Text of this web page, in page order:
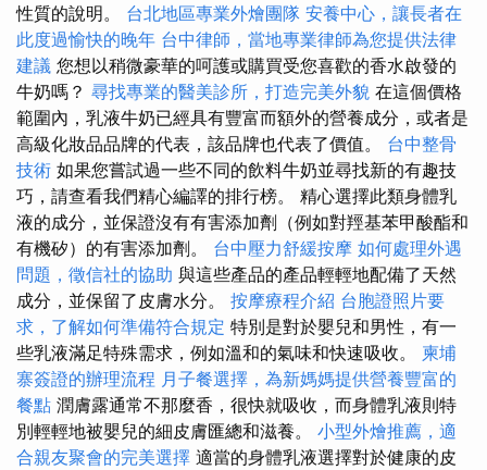
性質的說明。 台北地區專業外燴團隊 安養中心，讓長者在
此度過愉快的晚年 台中律師，當地專業律師為您提供法律
建議 您想以稍微豪華的呵護或購買受您喜歡的香水啟發的
牛奶嗎？ 尋找專業的醫美診所，打造完美外貌 在這個價格
範圍內，乳液牛奶已經具有豐富而額外的營養成分，或者是
高級化妝品品牌的代表，該品牌也代表了價值。 台中整骨
技術 如果您嘗試過一些不同的飲料牛奶並尋找新的有趣技
巧，請查看我們精心編譯的排行榜。 精心選擇此類身體乳
液的成分，並保證沒有有害添加劑（例如對羥基苯甲酸酯和
有機矽）的有害添加劑。 台中壓力舒緩按摩 如何處理外遇
問題，徵信社的協助 與這些產品的產品輕輕地配備了天然
成分，並保留了皮膚水分。 按摩療程介紹 台胞證照片要
求，了解如何準備符合規定 特別是對於嬰兒和男性，有一
些乳液滿足特殊需求，例如溫和的氣味和快速吸收。 柬埔
寨簽證的辦理流程 月子餐選擇，為新媽媽提供營養豐富的
餐點 潤膚露通常不那麼香，很快就吸收，而身體乳液則特
別輕輕地被嬰兒的細皮膚匯總和滋養。 小型外燴推薦，適
合親友聚會的完美選擇 適當的身體乳液選擇對於健康的皮